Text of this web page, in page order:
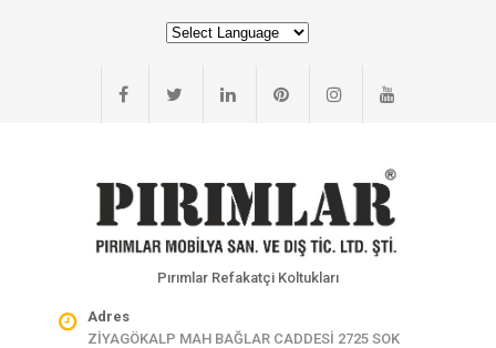
Pırımlar Refakatçi Koltukları
Adres
ZİYAGÖKALP MAH BAĞLAR CADDESİ 2725 SOK